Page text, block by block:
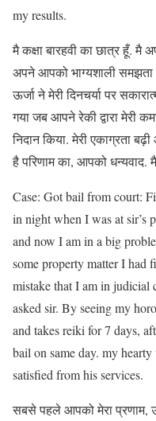
my results.
मै कक्षा बारहवी का छात्र हूँ. मै
अपने आपको भाग्यशाली
ऊर्जा ने मेरी दिनचर्या पर
गया जब आपने रेकी द्वारा मेरी
निदान किया. मेरी एकाग्रता
है परिणाम का, आपको
Case: Got bail from court:
in night when I was at sir’s
and now I am in a big
some property matter I
mistake that I am in judicial
asked sir. By seeing my
and takes reiki for 7 days,
bail on same day. my
satisfied from his services.
सबसे पहले आपको मेरा प्रणाम,